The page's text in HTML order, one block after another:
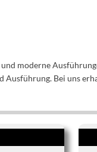
moderne
Bei uns